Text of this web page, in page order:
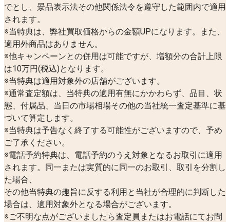
でとし、景品表示法その他関係法令を遵守した範囲内で適用
されます。
※当特典は、弊社買取価格からの金額UPになります。また、
適用外商品はありません。
※他キャンペーンとの併用は可能ですが、増額分の合計上限
は10万円(税込)となります。
※当特典は適用対象外の店舗がございます。
※通常査定額は、当特典の適用有無にかかわらず、品目、状
態、付属品、当日の市場相場その他の当社統一査定基準に基
づいて算定します。
※当特典は予告なく終了する可能性がございますので、予め
ご了承ください。
※電話予約特典は、電話予約のうえ対象となるお取引に適用
されます。同一または実質的に同一のお取引、取引を分割し
た場合、
その他当特典の趣旨に反する利用と当社が合理的に判断した
場合は、適用対象外となる場合がございます。
※ご不明な点がございましたら査定員またはお電話にてお問